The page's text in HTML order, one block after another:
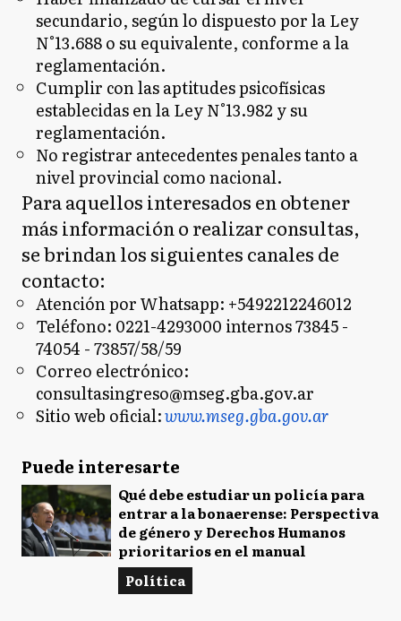
secundario, según lo dispuesto por la Ley
N°13.688 o su equivalente, conforme a la
reglamentación.
Cumplir con las aptitudes psicofísicas
establecidas en la Ley N°13.982 y su
reglamentación.
No registrar antecedentes penales tanto a
nivel provincial como nacional.
Para aquellos interesados en obtener
más información o realizar consultas,
se brindan los siguientes canales de
contacto:
Atención por Whatsapp: +5492212246012
Teléfono: 0221-4293000 internos 73845 -
74054 - 73857/58/59
Correo electrónico:
consultasingreso@mseg.gba.gov.ar
Sitio web oficial:www.mseg.gba.gov.ar
Puede interesarte
Qué debe estudiar un policía para
entrar a la bonaerense: Perspectiva
de género y Derechos Humanos
prioritarios en el manual
Política